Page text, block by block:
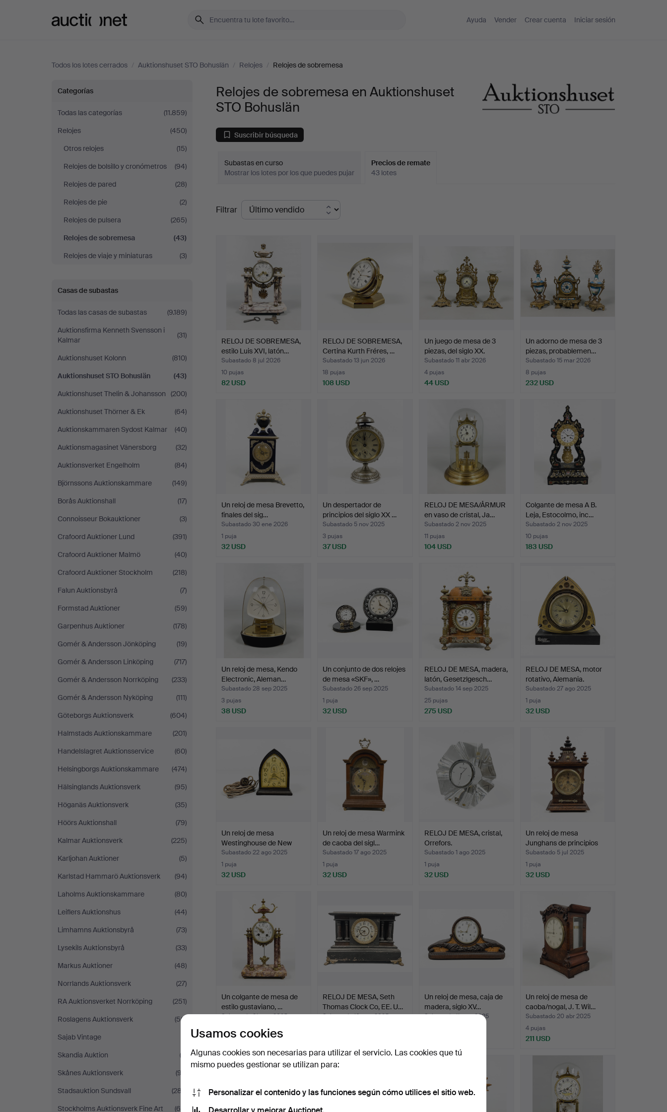
Ayuda Vender Crear cuenta Iniciar sesión
Todos los lotes cerrados / Auktionshuset STO Bohuslän / Relojes / Relojes de sobremesa
Relojes
de
sobremesa
en
Auktionshuset
STO
Bohuslän
Categorías
Todas las categorías
(11.859)
Relojes
(450)
Otros relojes
(15)
Relojes de bolsillo y cronómetros
(94)
Relojes de pared
(28)
Relojes de pie
(2)
Relojes de pulsera
(265)
Relojes de sobremesa
(43)
Relojes de viaje y miniaturas
(3)
Casas de subastas
Todas las casas de subastas
(9.189)
Auktionsfirma Kenneth Svensson i
Kalmar
(31)
Auktionshuset Kolonn
(810)
Auktionshuset STO Bohuslän
(43)
Auktionshuset Thelin & Johansson
(200)
Auktionshuset Thörner & Ek
(64)
Auktionskammaren Sydost Kalmar
(40)
Auktionsmagasinet Vänersborg
(32)
Auktionsverket Engelholm
(84)
Björnssons Auktionskammare
(149)
Borås Auktionshall
(17)
Connoisseur Bokauktioner
(3)
Crafoord Auktioner Lund
(391)
Crafoord Auktioner Malmö
(40)
Crafoord Auktioner Stockholm
(218)
Falun Auktionsbyrå
(7)
Formstad Auktioner
(59)
Garpenhus Auktioner
(178)
Gomér & Andersson Jönköping
(19)
Gomér & Andersson Linköping
(717)
Gomér & Andersson Norrköping
(233)
Gomér & Andersson Nyköping
(111)
Göteborgs Auktionsverk
(604)
Halmstads Auktionskammare
(201)
Handelslagret Auktionsservice
(60)
Helsingborgs Auktionskammare
(474)
Hälsinglands Auktionsverk
(95)
Höganäs Auktionsverk
(35)
Höörs Auktionshall
(79)
Kalmar Auktionsverk
(225)
Karljohan Auktioner
(5)
Karlstad Hammarö Auktionsverk
(94)
Laholms Auktionskammare
(80)
Leiflers Auktionshus
(44)
Limhamns Auktionsbyrå
(73)
Lysekils Auktionsbyrå
(33)
Markus Auktioner
(48)
Norrlands Auktionsverk
(27)
RA Auktionsverket Norrköping
(251)
Roslagens Auktionsverk
(50)
Sajab Vintage
Skandia Auktion
(3)
Skånes Auktionsverk
(97)
Stadsauktion Sundsvall
(287)
Stockholms Auktionsverk Fine Art
(68)
Relojes de sobremesa en Auktionshuset
STO Bohuslän
Suscribir búsqueda
Subastas en curso
Mostrar los lotes por los que puedes pujar
Precios de remate
43 lotes
Precios
de
Filtrar
RELOJ DE SOBREMESA,
estilo Luis XVI, latón…
Subastado 8 jul 2026
10 pujas
82 USD
RELOJ DE SOBREMESA,
Certina Kurth Fréres, …
Subastado 13 jun 2026
18 pujas
108 USD
Un juego de mesa de 3
piezas, del siglo XX.
Subastado 11 abr 2026
4 pujas
44 USD
Un adorno de mesa de 3
piezas, probablemen…
Subastado 15 mar 2026
8 pujas
232 USD
Un reloj de mesa Brevetto,
finales del sig…
Subastado 30 ene 2026
1 puja
32 USD
Un despertador de
principios del siglo XX …
Subastado 5 nov 2025
3 pujas
37 USD
RELOJ DE MESA/ÅRMUR
en vaso de cristal, Ja…
Subastado 2 nov 2025
11 pujas
104 USD
Colgante de mesa A B.
Leja, Estocolmo, inc…
Subastado 2 nov 2025
10 pujas
183 USD
Un reloj de mesa, Kendo
Electronic, Aleman…
Subastado 28 sep 2025
3 pujas
38 USD
Un conjunto de dos relojes
de mesa «SKF», …
Subastado 26 sep 2025
1 puja
32 USD
RELOJ DE MESA, madera,
latón, Gesetzlgesch…
Subastado 14 sep 2025
25 pujas
275 USD
RELOJ DE MESA, motor
rotativo, Alemania.
Subastado 27 ago 2025
1 puja
32 USD
Un reloj de mesa
Westinghouse de New
Haven…
Subastado 22 ago 2025
1 puja
32 USD
Un reloj de mesa Warmink
de caoba del sigl…
Subastado 17 ago 2025
1 puja
32 USD
RELOJ DE MESA, cristal,
Orrefors.
Subastado 1 ago 2025
1 puja
32 USD
Un reloj de mesa
Junghans de principios
de…
Subastado 5 jul 2025
1 puja
32 USD
Un colgante de mesa de
estilo gustaviano, …
Subastado 21 may 2025
59 USD
RELOJ DE MESA, Seth
Thomas Clock Co, EE. U…
Subastado 16 may 2025
Un reloj de mesa, caja de
madera, siglo XV…
Subastado 11 may 2025
Un reloj de mesa de
caoba/nogal, J. T. Wil…
Subastado 20 abr 2025
4 pujas
211 USD
Usamos cookies
Algunas cookies son necesarias para utilizar el servicio. Las cookies que tú
mismo puedes gestionar se utilizan para:
Personalizar el contenido y las funciones según cómo utilices el sitio web.